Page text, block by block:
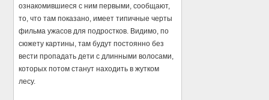
ознакомившиеся с ним первыми, сообщают,
то, что там показано, имеет типичные черты
фильма ужасов для подростков. Видимо, по
сюжету картины, там будут постоянно без
вести пропадать дети с длинными волосами,
которых потом станут находить в жутком
лесу.